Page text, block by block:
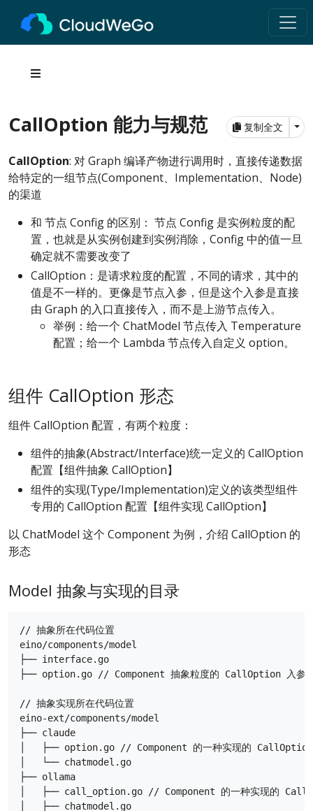
复制全文
CallOption 能力与规范
CallOption: 对 Graph 编译产物进行调用时，直接传递数据
给特定的一组节点(Component、Implementation、Node)
的渠道
和 节点 Config 的区别： 节点 Config 是实例粒度的配
置，也就是从实例创建到实例消除，Config 中的值一旦
确定就不需要改变了
CallOption：是请求粒度的配置，不同的请求，其中的
值是不一样的。更像是节点入参，但是这个入参是直接
由 Graph 的入口直接传入，而不是上游节点传入。
举例：给一个 ChatModel 节点传入 Temperature
配置；给一个 Lambda 节点传入自定义 option。
组件 CallOption 形态
组件 CallOption 配置，有两个粒度：
组件的抽象(Abstract/Interface)统一定义的 CallOption
配置【组件抽象 CallOption】
组件的实现(Type/Implementation)定义的该类型组件
专用的 CallOption 配置【组件实现 CallOption】
以 ChatModel 这个 Component 为例，介绍 CallOption 的
形态
Model 抽象与实现的目录
// 抽象所在代码位置
eino/components/model
├── interface.go
├── option.go // Component 抽象粒度的 CallOption 入参
// 抽象实现所在代码位置
eino-ext/components/model
├── claude
│   ├── option.go // Component 的一种实现的
│   └── chatmodel.go
├── ollama
│   ├── call_option.go // Component 的一种实现的